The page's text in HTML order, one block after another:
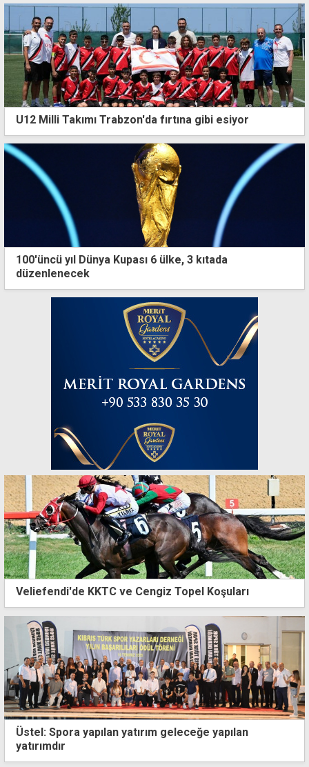
U12 Milli Takımı Trabzon'da fırtına gibi esiyor
100'üncü yıl Dünya Kupası 6 ülke, 3 kıtada
düzenlenecek
Veliefendi'de KKTC ve Cengiz Topel Koşuları
Üstel: Spora yapılan yatırım geleceğe yapılan
yatırımdır